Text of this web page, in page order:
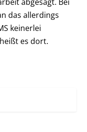
das allerdings
keinerlei
es dort.